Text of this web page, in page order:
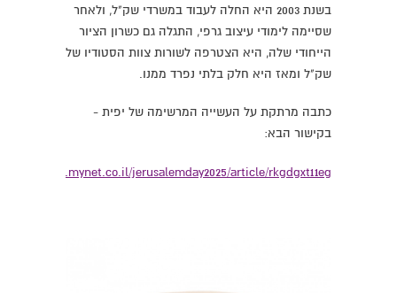
בשנת 2003 היא החלה לעבוד במשרדי שק"ל, ולאחר
שסיימה לימודי עיצוב גרפי, התגלה גם כשרון הציור
הייחודי שלה, היא הצטרפה לשורות צוות הסטודיו של
שק"ל ומאז היא חלק בלתי נפרד ממנו.
כתבה מרתקת על העשייה המרשימה של יפית -
בקישור הבא:
jerusalem.mynet.co.il/jerusalemday2025/article/rkgdgxt11eg